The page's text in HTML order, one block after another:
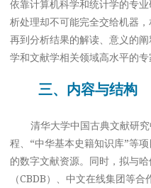
依靠计算机科学和统计学的专
析处理却不可能完全交给机器
再到分析结果的解读、意义的
学和文献学相关领域高水平的专
三、内容与结构
清华大学中国古典文献研
程、“中华基本史籍知识库”等
的数字文献资源。同时，拟与
（CBDB）、中文在线集团等